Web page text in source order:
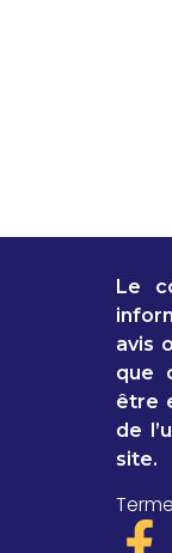
Le
avis
que
être
de
site.